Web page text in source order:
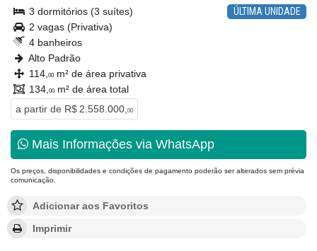
ÚLTIMA UNIDADE
3 dormitórios (3 suítes)
2 vagas (Privativa)
4 banheiros
Alto Padrão
114, 00m² de área privativa
134, 00m² de área total
a partir de R$ 2.558.000, 00
Mais Informações via WhatsApp
Os preços, disponibilidades e condições de pagamento poderão ser alterados sem prévia
comunicação.
Adicionar aos Favoritos
Imprimir